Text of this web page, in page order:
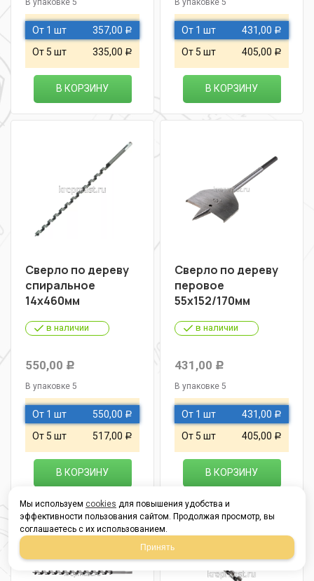
В упаковке 5
От 1 шт 357,00 Р
От 5 шт 335,00 Р
В КОРЗИНУ
В упаковке 5
От 1 шт 431,00 Р
От 5 шт 405,00 Р
В КОРЗИНУ
Сверло по дереву
спиральное
14х460мм
в наличии
550,00 Р
В упаковке 5
От 1 шт 550,00 Р
От 5 шт 517,00 Р
В КОРЗИНУ
Сверло по дереву
перовое
55х152/170мм
в наличии
431,00 Р
В упаковке 5
От 1 шт 431,00 Р
От 5 шт 405,00 Р
В КОРЗИНУ
Мы используем cookies для повышения удобства и
эффективности пользования сайтом. Продолжая просмотр, вы
соглашаетесь с их использованием.
Принять